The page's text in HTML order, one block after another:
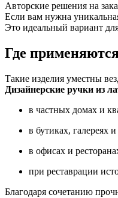
Авторские решения на
Если вам нужна
Это идеальный вариант
Где
Такие изделия уместны
Дизайнерские ручки из
в частных домах и
в бутиках, галереях и
в офисах и
при реставрации
Благодаря сочетанию